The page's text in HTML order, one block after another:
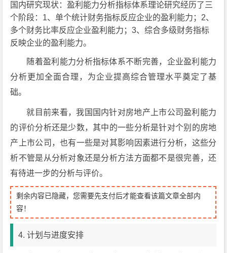
国内研究现状：盈利能力分析指标体系理论研究经历了三
个阶段：1、单个统计财务指标反应企业的盈利能力；2、
多个财务比率反应企业盈利能力；3、综合多级财务指标
反映企业的盈利能力。
随着盈利能力分析指标体系不断完善，企业盈利能力
分析更加全面合理，为企业提高综合管理水平奠定了基
础。
就目前来看，我国国内针对房地产上市公司盈利能力
的评价分析还是少数，其中的一些分析是针对个别的房地
产上市公司，也有一些是对其影响因素进行分析，这些分
析不管是从分析对象还是分析方法方面都不是很完善，还
有待进一步的分析与评价。
剩余内容已隐藏，您需要先支付后才能查看该篇文章全部内
容！
4. 计划与进度安排